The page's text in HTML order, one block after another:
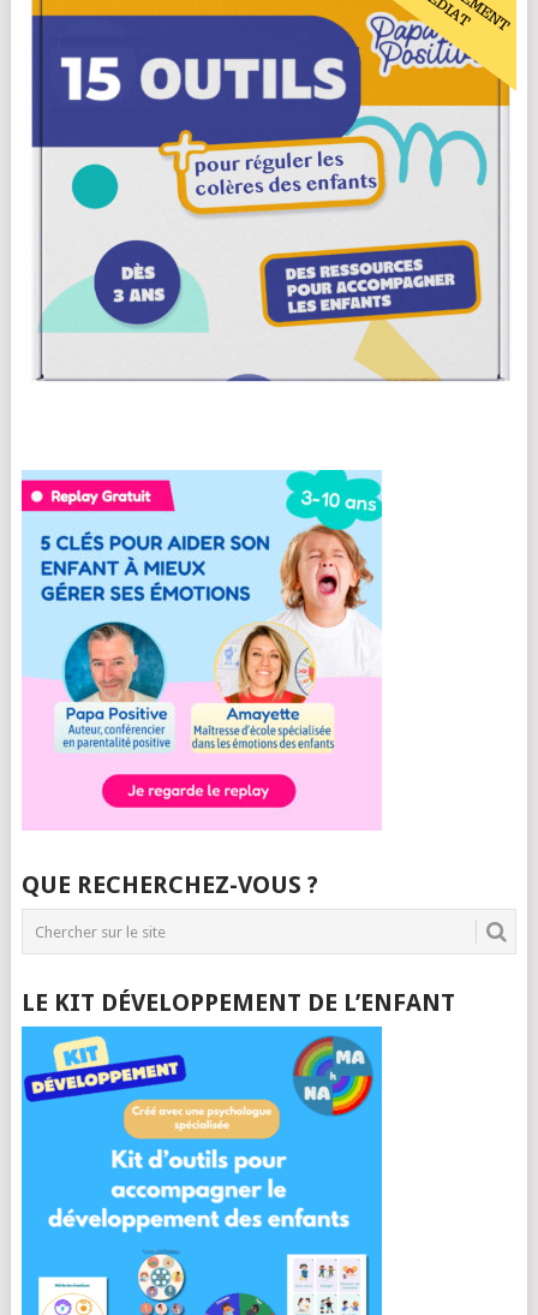
QUE RECHERCHEZ-VOUS ?
LE KIT DÉVELOPPEMENT DE L’ENFANT